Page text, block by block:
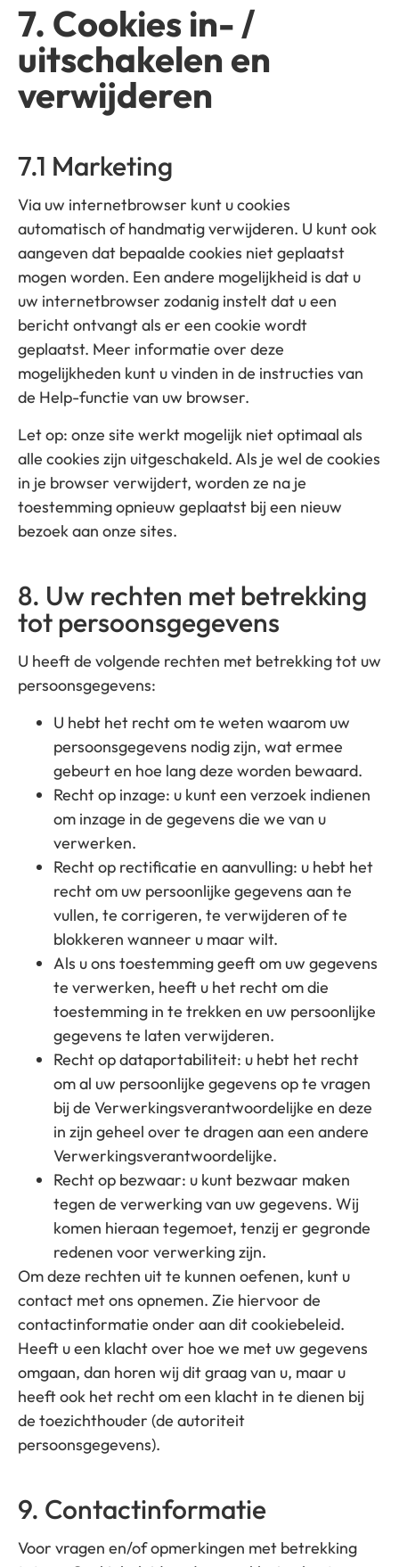
7. Cookies in- /
uitschakelen en
verwijderen
7.1 Marketing
Via uw internetbrowser kunt u cookies
automatisch of handmatig verwijderen. U kunt ook
aangeven dat bepaalde cookies niet geplaatst
mogen worden. Een andere mogelijkheid is dat u
uw internetbrowser zodanig instelt dat u een
bericht ontvangt als er een cookie wordt
geplaatst. Meer informatie over deze
mogelijkheden kunt u vinden in de instructies van
de Help-functie van uw browser.
Let op: onze site werkt mogelijk niet optimaal als
alle cookies zijn uitgeschakeld. Als je wel de cookies
in je browser verwijdert, worden ze na je
toestemming opnieuw geplaatst bij een nieuw
bezoek aan onze sites.
8. Uw rechten met betrekking
tot persoonsgegevens
U heeft de volgende rechten met betrekking tot uw
persoonsgegevens:
U hebt het recht om te weten waarom uw
persoonsgegevens nodig zijn, wat ermee
gebeurt en hoe lang deze worden bewaard.
Recht op inzage: u kunt een verzoek indienen
om inzage in de gegevens die we van u
verwerken.
Recht op rectificatie en aanvulling: u hebt het
recht om uw persoonlijke gegevens aan te
vullen, te corrigeren, te verwijderen of te
blokkeren wanneer u maar wilt.
Als u ons toestemming geeft om uw gegevens
te verwerken, heeft u het recht om die
toestemming in te trekken en uw persoonlijke
gegevens te laten verwijderen.
Recht op dataportabiliteit: u hebt het recht
om al uw persoonlijke gegevens op te vragen
bij de Verwerkingsverantwoordelijke en deze
in zijn geheel over te dragen aan een andere
Verwerkingsverantwoordelijke.
Recht op bezwaar: u kunt bezwaar maken
tegen de verwerking van uw gegevens. Wij
komen hieraan tegemoet, tenzij er gegronde
redenen voor verwerking zijn.
Om deze rechten uit te kunnen oefenen, kunt u
contact met ons opnemen. Zie hiervoor de
contactinformatie onder aan dit cookiebeleid.
Heeft u een klacht over hoe we met uw gegevens
omgaan, dan horen wij dit graag van u, maar u
heeft ook het recht om een klacht in te dienen bij
de toezichthouder (de autoriteit
persoonsgegevens).
9. Contactinformatie
Voor vragen en/of opmerkingen met betrekking